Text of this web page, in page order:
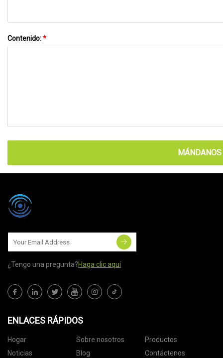
Contenido:*
MÁNDANOS
¿Tengo una pregunta?Haga clic aquí
ENLACES RÁPIDOS
Hogar Sobre nosotros
Productos
Noticias
Blog
Contáctenos